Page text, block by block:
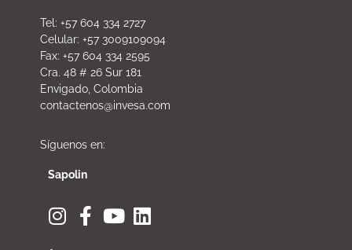
Tel: +57 604 334 2727
Celular: +57 3009109094
Fax: +57 604 334 2595
Cra. 48 # 26 Sur 181
Envigado, Colombia
contactenos@invesa.com
Síguenos en:
Sapolin